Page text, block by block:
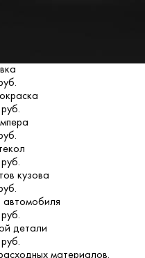
кузова
автомобиля
детали
материалов.